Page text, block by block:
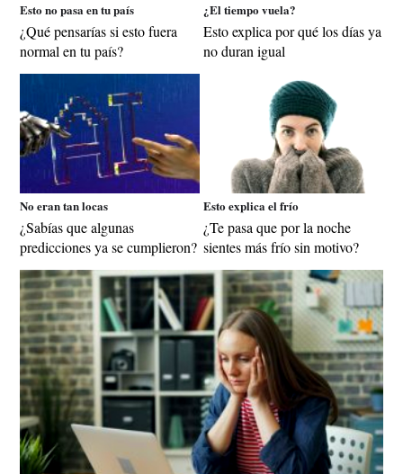
Esto no pasa en tu país
¿Qué pensarías si esto fuera
normal en tu país?
¿El tiempo vuela?
Esto explica por qué los días ya
no duran igual
No eran tan locas
¿Sabías que algunas
predicciones ya se cumplieron?
Esto explica el frío
¿Te pasa que por la noche
sientes más frío sin motivo?